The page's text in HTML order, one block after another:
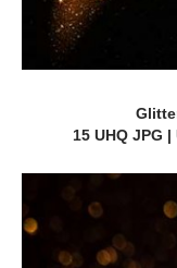
15 UHQ JPG